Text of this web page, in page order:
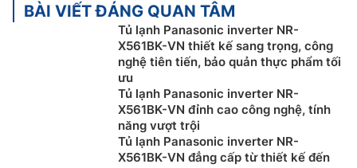
Công nghệ Auto Ice tự động làm đá tinh
Không mất thời gian hay công sức, vẫn có đá tinh
BÀI VIẾT ĐÁNG QUAN TÂM
Tủ lạnh Panasonic inverter NR-
X561BK-VN thiết kế sang trọng, công
nghệ tiên tiến, bảo quản thực phẩm tối
ưu
Tủ lạnh Panasonic inverter NR-
X561BK-VN đỉnh cao công nghệ, tính
năng vượt trội
Tủ lạnh Panasonic inverter NR-
X561BK-VN đẳng cấp từ thiết kế đến